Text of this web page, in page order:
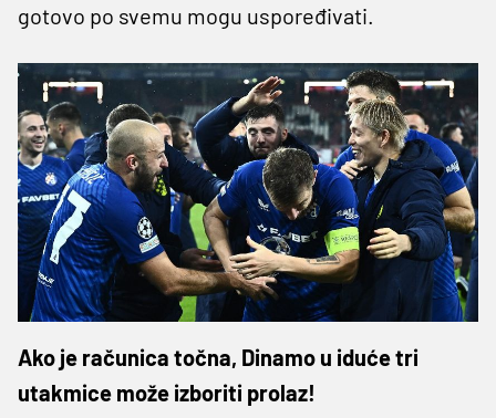
gotovo po svemu mogu uspoređivati.
Ako je računica točna, Dinamo u iduće tri
utakmice može izboriti prolaz!